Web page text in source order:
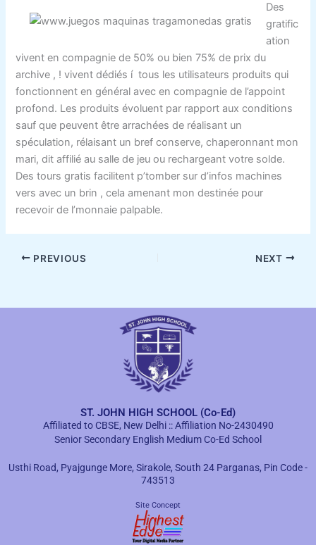
Des
gratific
ation
vivent en compagnie de 50% ou bien 75% de prix du
archive , ! vivent dédiés í tous les utilisateurs produits qui
fonctionnent en général avec en compagnie de l’appoint
profond. Les produits évoluent par rapport aux conditions
sauf que peuvent être arrachées de réalisant un
spéculation, rélaisant un bref conserve, chaperonnant mon
mari, dit affilié au salle de jeu ou rechargeant votre solde.
Des tours gratis facilitent p’tomber sur d’infos machines
vers avec un brin , cela amenant mon destinée pour
recevoir de l’monnaie palpable.
PREVIOUS NEXT
ST. JOHN HIGH SCHOOL (Co-Ed)
Affiliated to CBSE, New Delhi :: Affiliation No-2430490
Senior Secondary English Medium Co-Ed School
Usthi Road, Pyajgunge More, Sirakole, South 24 Parganas, Pin Code -
743513
Site Concept